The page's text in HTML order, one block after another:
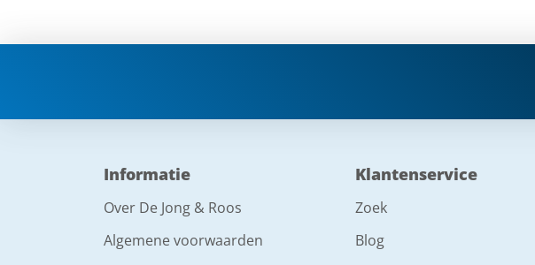
Informatie
Over De Jong & Roos
Algemene voorwaarden
Klantenservice
Zoek
Blog